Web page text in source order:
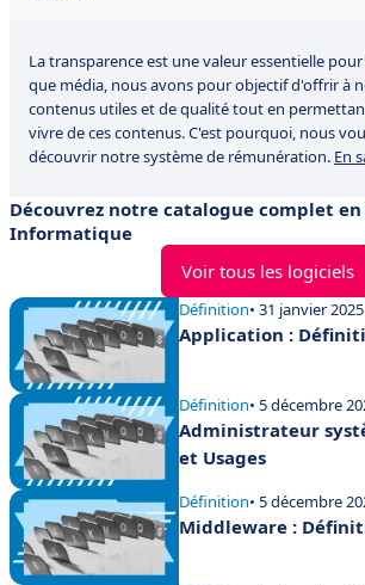
La transparence est une valeur essentielle
que média, nous avons pour objectif d'offrir à
contenus utiles et de qualité tout en
vivre de ces contenus. C'est pourquoi, nous
découvrir notre système de rémunération. En
Découvrez notre catalogue complet en
Informatique
Voir tous les logiciels
Définition• 31 janvier 2025
Application :
Définition• 5 décembre
Administrateur
et Usages
Définition• 5 décembre
Middleware :